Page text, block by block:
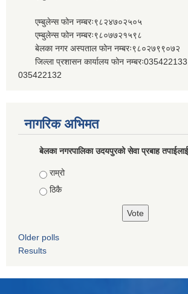
एम्बुलेन्स फोन नम्बरः९८२४७०२५०५
एम्बुलेन्स फोन नम्बरः९८०७७२१५९८
बेलका नगर अस्पताल फोन नम्बरः९८०२७९९०७२
जिल्ला प्रशासन कार्यालय फोन
035422132
नागरिक अभिमत
बेलका नगरपालिका उदयपुरको सेवा प्रबाह
Choices
राम्रो
ठिकै
Older polls
Results